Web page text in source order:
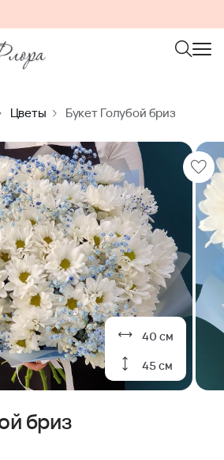
Цветы Букет Голубой бриз
40 см
45 см
бриз